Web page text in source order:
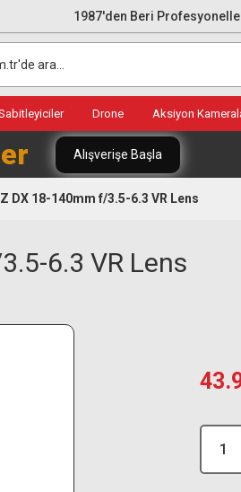
1987'den Beri
Drone Aksiyon
Alışverişe Başla
DX 18-140mm f/3.5-6.3 VR Lens
6.3 VR Lens